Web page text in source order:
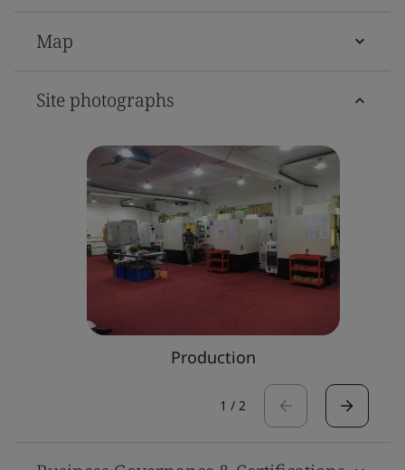
Map
Site photographs
Production
1 / 2